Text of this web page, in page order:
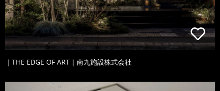
｜THE EDGE OF ART｜南九施設株式会社